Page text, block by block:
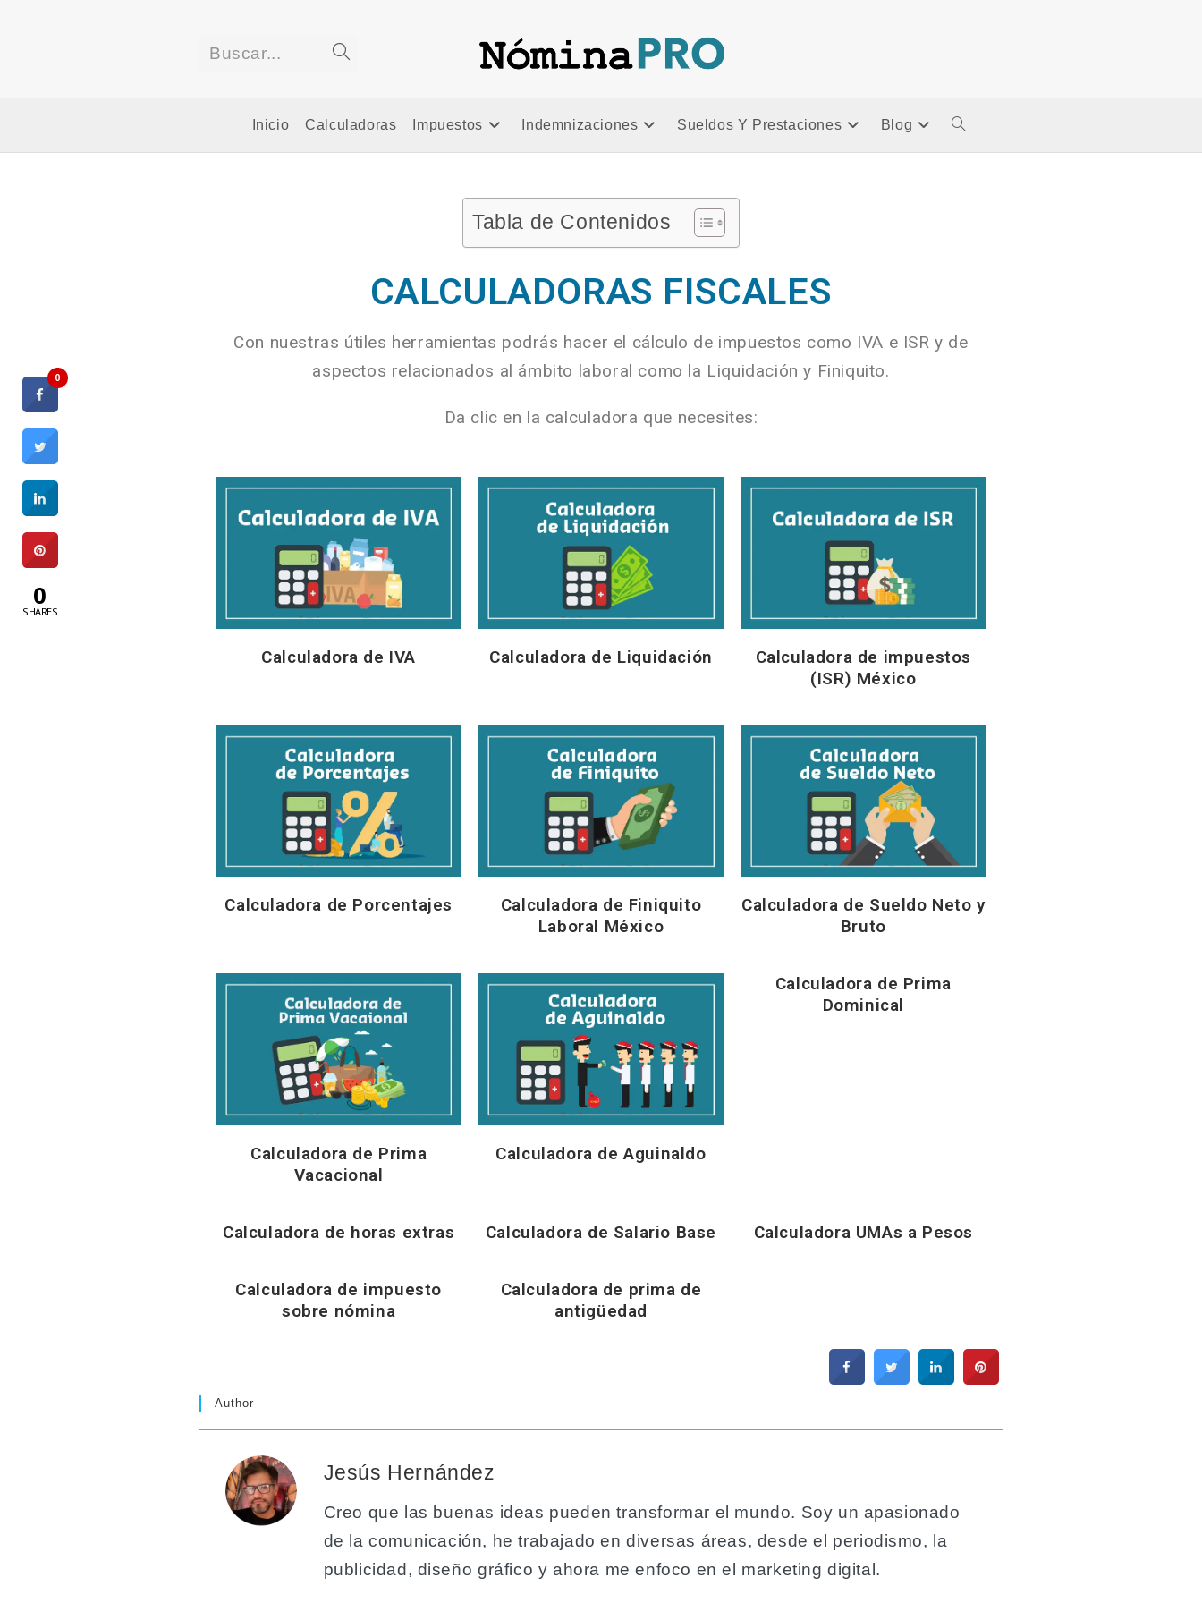
Buscar...
Inicio Calculadoras Impuestos Indemnizaciones Sueldos Y Prestaciones Blog
Tabla de Contenidos
CALCULADORAS FISCALES
Con nuestras útiles herramientas podrás hacer el cálculo de impuestos como IVA e ISR y de
aspectos relacionados al ámbito laboral como la Liquidación y Finiquito.
Da clic en la calculadora que necesites:
Calculadora de IVA Calculadora de Liquidación
Calculadora de impuestos
(ISR) México
Calculadora de Porcentajes
Calculadora de Finiquito
Laboral México
Calculadora de Sueldo Neto y
Bruto
Calculadora de Prima
Vacacional
Calculadora de Aguinaldo
Calculadora de Prima
Dominical
Calculadora de horas extras Calculadora de Salario Base Calculadora UMAs a Pesos
Calculadora de impuesto
sobre nómina
Calculadora de prima de
antigüedad
Author
Jesús Hernández
Creo que las buenas ideas pueden transformar el mundo. Soy un apasionado
de la comunicación, he trabajado en diversas áreas, desde el periodismo, la
publicidad, diseño gráfico y ahora me enfoco en el marketing digital.
0
0
SHARES